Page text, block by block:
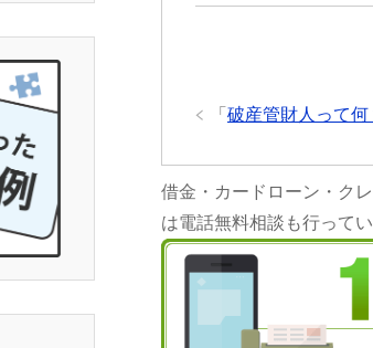
「 破産管財人って
借金・カードローン・ク
は電話無料相談も行って